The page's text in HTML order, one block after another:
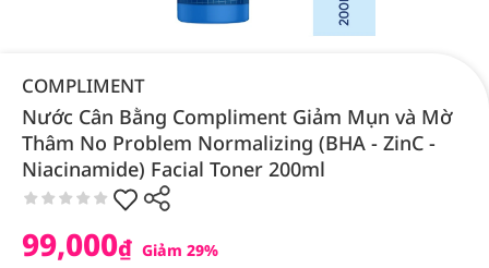
COMPLIMENT
Nước Cân Bằng Compliment Giảm Mụn và Mờ
Thâm No Problem Normalizing (BHA - ZinC -
Niacinamide) Facial Toner 200ml
99,000₫ Giảm 29%